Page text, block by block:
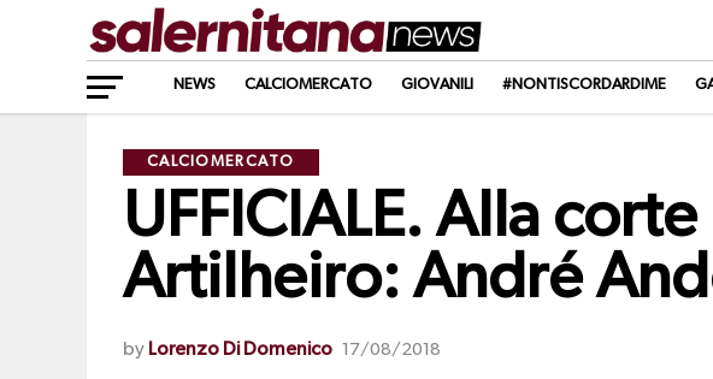
NEWS CALCIOMERCATO GIOVANILI #NONTISCORDARDIME
CALCIOMERCATO
UFFICIALE. Alla
Artilheiro: André
by Lorenzo Di Domenico 17/08/2018